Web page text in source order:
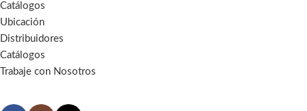
Catálogos
Ubicación
Distribuidores
Catálogos
Trabaje con Nosotros